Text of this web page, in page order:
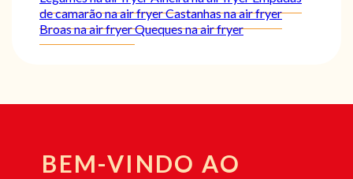
de camarão na air fryerCastanhas na air fryer
Broas na air fryerQueques na air fryer
BEM-VINDO AO